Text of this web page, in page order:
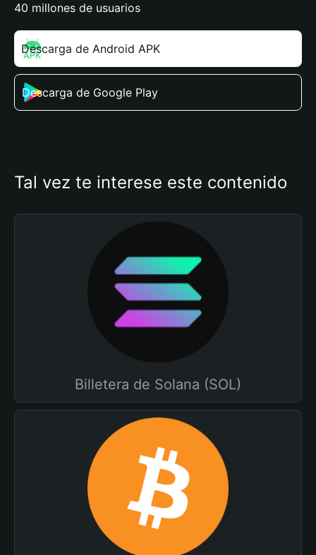
40 millones de usuarios
Descarga de Android APK
Descarga de Google Play
Tal vez te interese este contenido
Billetera de Solana (SOL)